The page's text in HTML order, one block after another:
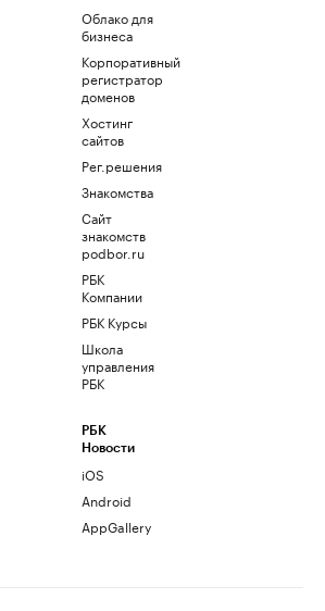
Облако для
бизнеса
Корпоративный
регистратор
доменов
Хостинг
сайтов
Рег.решения
Знакомства
Сайт
знакомств
podbor.ru
РБК
Компании
РБК Курсы
Школа
управления
РБК
РБК
Новости
iOS
Android
AppGallery